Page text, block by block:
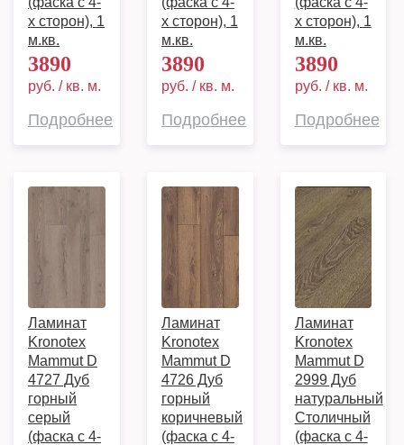
х сторон), 1
м.кв.
3890
руб. / кв. м.
Подробнее
х сторон), 1
м.кв.
3890
руб. / кв. м.
Подробнее
х сторон), 1
м.кв.
3890
руб. / кв. м.
Подробнее
Ламинат
Kronotex
Mammut D
4727 Дуб
горный
серый
(фаска с 4-
Ламинат
Kronotex
Mammut D
4726 Дуб
горный
коричневый
(фаска с 4-
Ламинат
Kronotex
Mammut D
2999 Дуб
натуральный
Столичный
(фаска с 4-